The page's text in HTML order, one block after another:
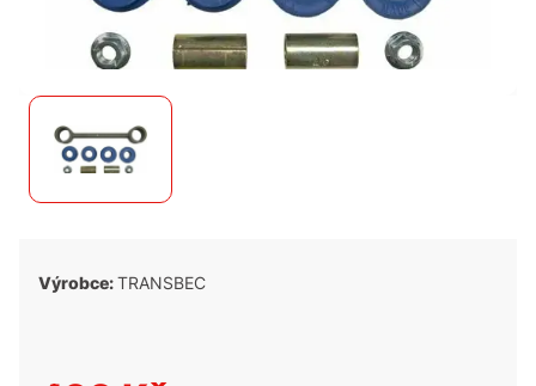
Výrobce:TRANSBEC